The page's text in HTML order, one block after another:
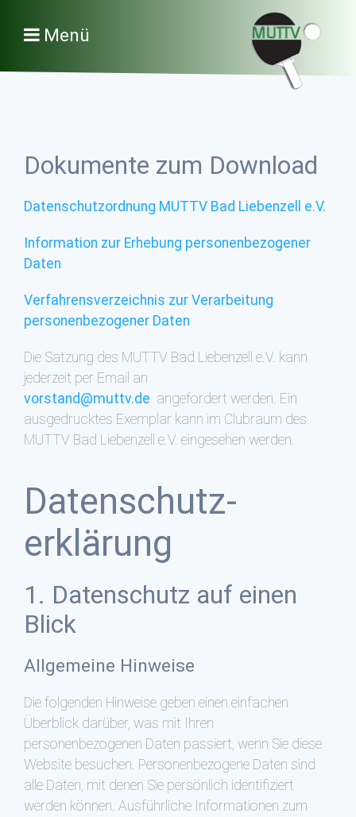
Menü
Dokumente zum Download
Datenschutzordnung MUTTV Bad Liebenzell e.V.
Information zur Erhebung personenbezogener
Daten
Verfahrensverzeichnis zur Verarbeitung
personenbezogener Daten
Die Satzung des MUTTV Bad Liebenzell e.V. kann
jederzeit per Email an
vorstand@muttv.de angefordert werden. Ein
ausgedrucktes Exemplar kann im Clubraum des
MUTTV Bad Liebenzell e.V. eingesehen werden.
Datenschutz­
erklärung
1. Datenschutz auf einen
Blick
Allgemeine Hinweise
Die folgenden Hinweise geben einen einfachen
Überblick darüber, was mit Ihren
personenbezogenen Daten passiert, wenn Sie diese
Website besuchen. Personenbezogene Daten sind
alle Daten, mit denen Sie persönlich identifiziert
werden können. Ausführliche Informationen zum